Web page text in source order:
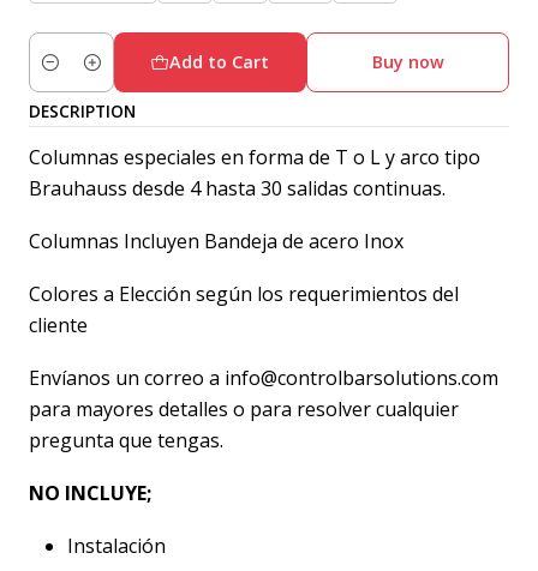
Quantity
Add to Cart Buy now
DESCRIPTION
Columnas especiales en forma de T o L y arco tipo
Brauhauss desde 4 hasta 30 salidas continuas.
Columnas Incluyen Bandeja de acero Inox
Colores a Elección según los requerimientos del
cliente
Envíanos un correo a info@controlbarsolutions.com
para mayores detalles o para resolver cualquier
pregunta que tengas.
NO INCLUYE;
Instalación